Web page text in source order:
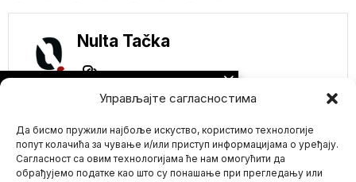
Управљајте сагласностима
Да бисмо пружили најбоље искуство, користимо технологије
попут колачића за чување и/или приступ информацијама о уређају.
Сагласност са овим технологијама ће нам омогућити да
обрађујемо податке као што су понашање при прегледању или
Nulta Tačka
NE PROPUSTITE
DR VLADMIR
OTKRIĆU – NE TREBA
VAM LEKAR, NITI
DOZVOLA VLASTI
Potrebne su vam i